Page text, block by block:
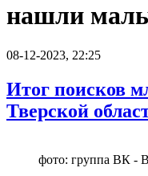
нашли
08-12-2023, 22:25
Итог поисков
Тверской
фото: группа ВК -